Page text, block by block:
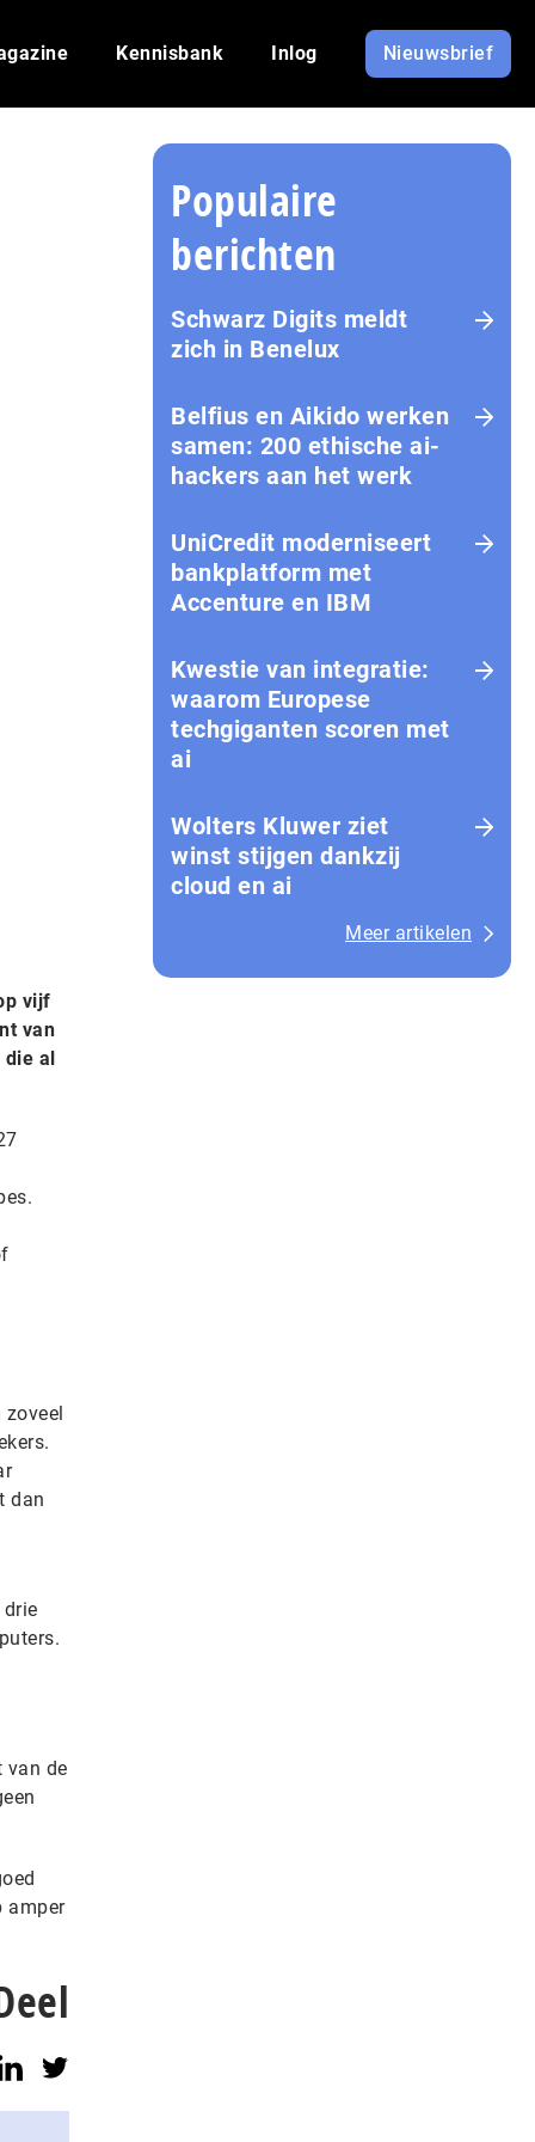
Kennisbank Inlog Nieuwsbrief
vijf
van
die al
dan
van de
amper
Populaire
berichten
Schwarz Digits meldt
zich in Benelux
Belfius en Aikido werken
samen: 200 ethische ai-
hackers aan het werk
UniCredit moderniseert
bankplatform met
Accenture en IBM
Kwestie van integratie:
waarom Europese
techgiganten scoren met
ai
Wolters Kluwer ziet
winst stijgen dankzij
cloud en ai
Meer artikelen